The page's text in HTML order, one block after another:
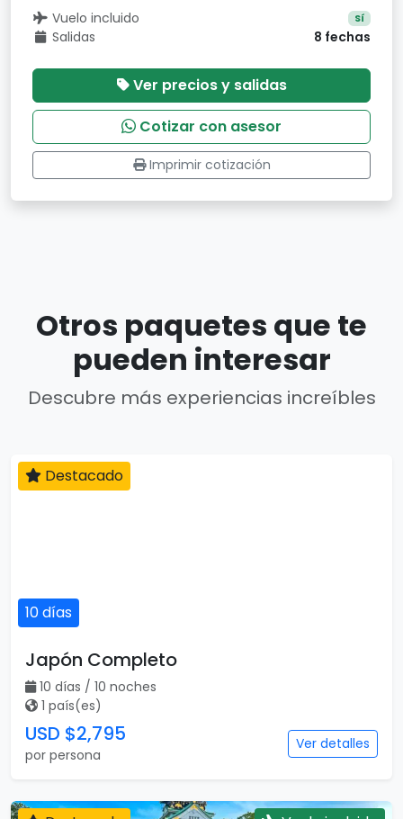
Vuelo incluido Sí
Salidas 8 fechas
Ver precios y salidas
Cotizar con asesor
Imprimir cotización
Otros paquetes que te
pueden interesar
Descubre más experiencias increíbles
10 días
Destacado
Japón Completo
10 días / 10 noches
1 país(es)
USD $2,795
por persona
Ver detalles